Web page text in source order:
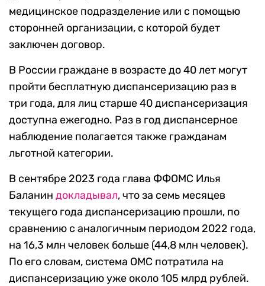
медицинское подразделение или с помощью
сторонней организации, с которой будет
заключен договор.
В России граждане в возрасте до 40 лет могут
пройти бесплатную диспансеризацию раз в
три года, для лиц старше 40 диспансеризация
доступна ежегодно. Раз в год диспансерное
наблюдение полагается также гражданам
льготной категории.
В сентябре 2023 года глава ФФОМС Илья
Баланин докладывал, что за семь месяцев
текущего года диспансеризацию прошли, по
сравнению с аналогичным периодом 2022 года,
на 16,3 млн человек больше (44,8 млн человек).
По его словам, система ОМС потратила на
диспансеризацию уже около 105 млрд рублей.